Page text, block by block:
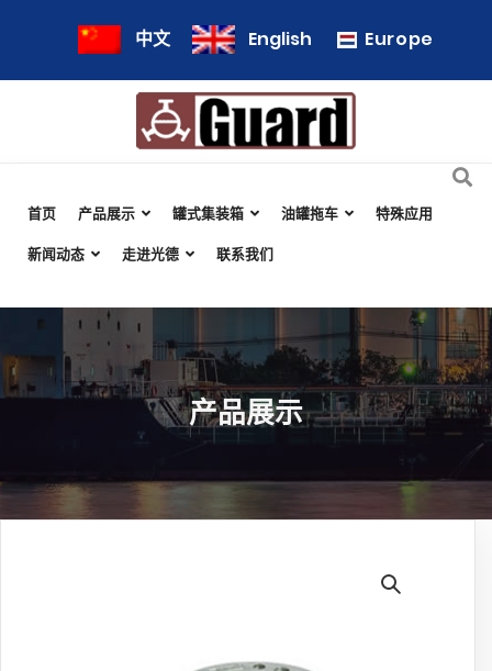
中文 English Europe
首页 产品展示 罐式集装箱 油罐拖车 特殊应用
新闻动态 走进光德 联系我们
产品展示